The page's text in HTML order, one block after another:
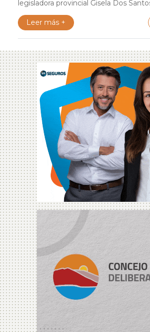
legisladora provincial Gisela Dos
Leer más +